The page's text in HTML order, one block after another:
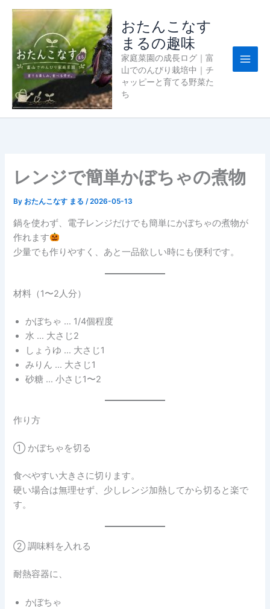
おたんこなす
まるの趣味
家庭菜園の成長ログ｜富
山でのんびり栽培中｜チ
ャッピーと育てる野菜た
ち
レンジで簡単かぼちゃの煮物
By おたんこなす まる/2026-05-13
鍋を使わず、電子レンジだけでも簡単にかぼちゃの煮物が
作れます
少量でも作りやすく、あと一品欲しい時にも便利です。
材料（1〜2人分）
かぼちゃ … 1/4個程度
水 … 大さじ2
しょうゆ … 大さじ1
みりん … 大さじ1
砂糖 … 小さじ1〜2
作り方
① かぼちゃを切る
食べやすい大きさに切ります。
硬い場合は無理せず、少しレンジ加熱してから切ると楽で
す。
② 調味料を入れる
耐熱容器に、
かぼちゃ